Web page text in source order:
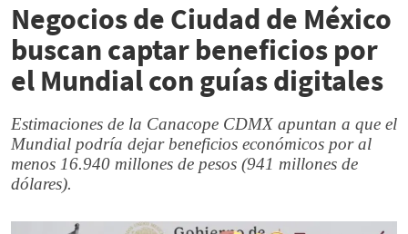
Negocios de Ciudad de México
buscan captar beneficios por
el Mundial con guías digitales
Estimaciones de la Canacope CDMX apuntan a que el
Mundial podría dejar beneficios económicos por al
menos 16.940 millones de pesos (941 millones de
dólares).